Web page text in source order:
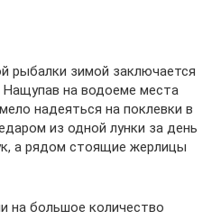
рыбалки зимой заключается
Нащупав на водоеме места
надеяться на поклевки в
из одной лунки за день
а рядом стоящие жерлицы
на большое количество